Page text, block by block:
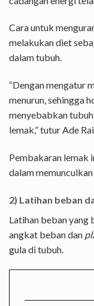
Cara untuk
melakukan diet
dalam tubuh.
“Dengan mengatur
menurun, sehingga
menyebabkan
lemak,” tutur Ade
Pembakaran lemak
dalam
2) Latihan beban
Latihan beban yang
angkat beban dan
gula di tubuh.